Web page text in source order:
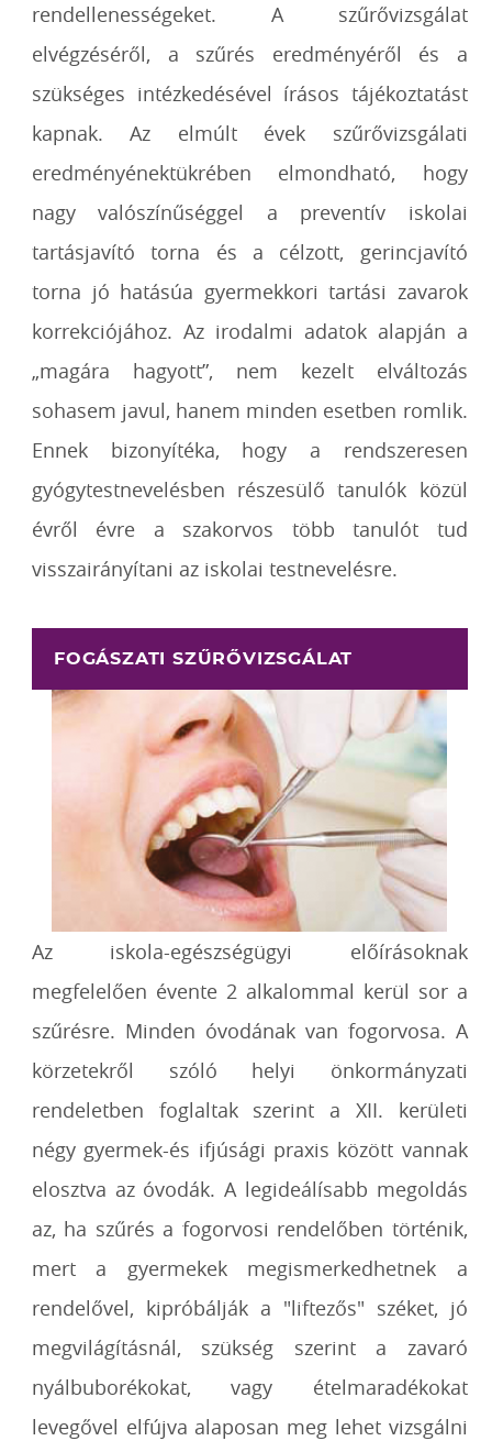
rendellenességeket. A szűrővizsgálat
elvégzéséről, a szűrés eredményéről és a
szükséges intézkedésével írásos tájékoztatást
kapnak. Az elmúlt évek szűrővizsgálati
eredményénektükrében elmondható, hogy
nagy valószínűséggel a preventív iskolai
tartásjavító torna és a célzott, gerincjavító
torna jó hatásúa gyermekkori tartási zavarok
korrekciójához. Az irodalmi adatok alapján a
„magára hagyott”, nem kezelt elváltozás
sohasem javul, hanem minden esetben romlik.
Ennek bizonyítéka, hogy a rendszeresen
gyógytestnevelésben részesülő tanulók közül
évről évre a szakorvos több tanulót tud
visszairányítani az iskolai testnevelésre.
FOGÁSZATI SZŰRŐVIZSGÁLAT
Az iskola-egészségügyi előírásoknak
megfelelően évente 2 alkalommal kerül sor a
szűrésre. Minden óvodának van fogorvosa. A
körzetekről szóló helyi önkormányzati
rendeletben foglaltak szerint a XII. kerületi
négy gyermek-és ifjúsági praxis között vannak
elosztva az óvodák. A legideálísabb megoldás
az, ha szűrés a fogorvosi rendelőben történik,
mert a gyermekek megismerkedhetnek a
rendelővel, kipróbálják a "liftezős" széket, jó
megvilágításnál, szükség szerint a zavaró
nyálbuborékokat, vagy ételmaradékokat
levegővel elfújva alaposan meg lehet vizsgálni